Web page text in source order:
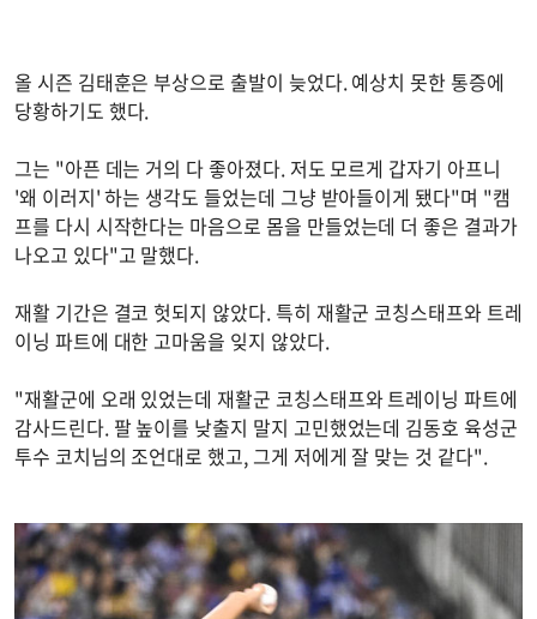
올 시즌 김태훈은 부상으로 출발이 늦었다. 예상치 못한 통증에
당황하기도 했다.
그는 "아픈 데는 거의 다 좋아졌다. 저도 모르게 갑자기 아프니
'왜 이러지' 하는 생각도 들었는데 그냥 받아들이게 됐다"며 "캠
프를 다시 시작한다는 마음으로 몸을 만들었는데 더 좋은 결과가
나오고 있다"고 말했다.
재활 기간은 결코 헛되지 않았다. 특히 재활군 코칭스태프와 트레
이닝 파트에 대한 고마움을 잊지 않았다.
"재활군에 오래 있었는데 재활군 코칭스태프와 트레이닝 파트에
감사드린다. 팔 높이를 낮출지 말지 고민했었는데 김동호 육성군
투수 코치님의 조언대로 했고, 그게 저에게 잘 맞는 것 같다".